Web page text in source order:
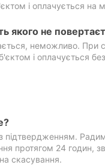
і оплачується на
якого не
неможливо. При
і оплачується
протягом 24 годин,
скасування.